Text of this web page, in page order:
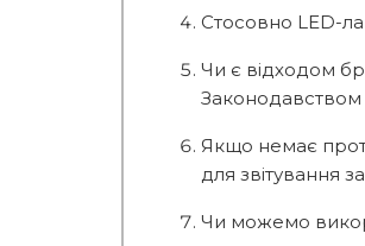
Стосовно LED-
Чи є відходом
Законодавством
Якщо немає
для звітування
Чи можемо